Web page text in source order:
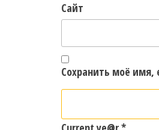
Сайт
Сохранить моё имя,